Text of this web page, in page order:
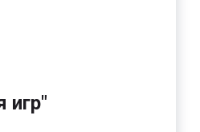
игр"